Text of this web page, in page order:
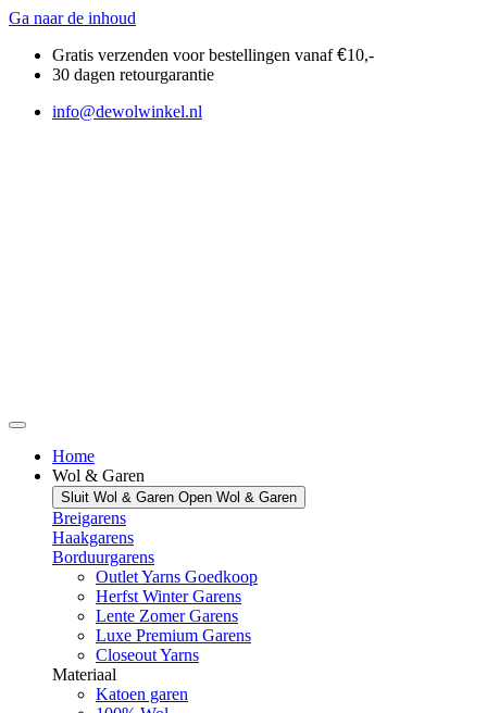
Ga naar de inhoud
Gratis verzenden voor bestellingen vanaf€10,-
30 dagen retourgarantie
info@dewolwinkel.nl
Home
Wol & Garen
Sluit Wol & Garen Open Wol & Garen
Breigarens
Haakgarens
Borduurgarens
Outlet Yarns Goedkoop
Herfst Winter Garens
Lente Zomer Garens
Luxe Premium Garens
Closeout Yarns
Materiaal
Katoen garen